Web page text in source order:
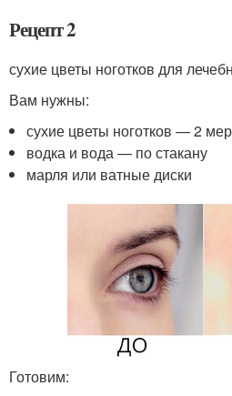
Рецепт 2
сухие цветы ноготков для
Вам нужны:
сухие цветы ноготков — 2
водка и вода — по стакану
марля или ватные диски
Готовим: